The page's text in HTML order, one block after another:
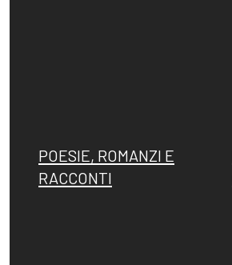
POESIE, ROMANZI E
RACCONTI